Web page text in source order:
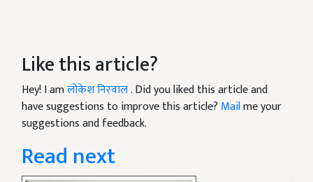
Like this article?
Hey! I amलोकेश निरवाल. Did you liked this article and
have suggestions to improve this article? Mailme your
suggestions and feedback.
Read next